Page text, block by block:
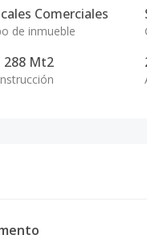
Comerciales
de inmueble
288 Mt2